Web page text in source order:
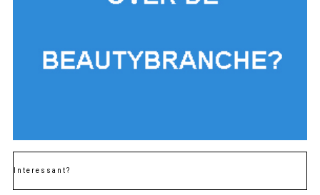
Interessant?